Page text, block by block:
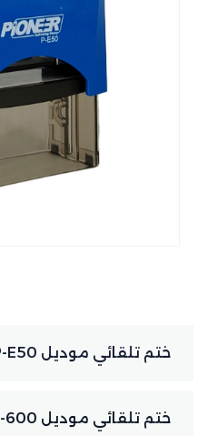
ختم تلقائي موديل P-E50 ازرق
ختم تلقائي موديل M-600